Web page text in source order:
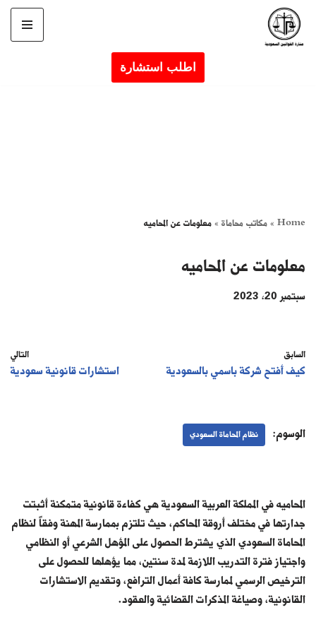
تخطى
اطلب استشارة
Home
»مكاتب محاماة »معلومات عن المحاميه
معلومات عن المحاميه
سبتمبر 20, 2023
السابق
كيف أفتح شركة باسمي بالسعودية
التالي
استشارات قانونية سعودية
الوسوم: نظام المحاماة السعودي
المحاميهفي المملكة العربية السعودية هي كفاءة قانونية متمكنة أثبتت
جدارتها في مختلف أروقة المحاكم، حيث تلتزم بممارسة المهنة وفقاً لنظام
المحاماة السعودي الذي يشترط الحصول على المؤهل الشرعي أو النظامي
واجتياز فترة التدريب اللازمة لمدة سنتين، مما يؤهلها للحصول على
الترخيص الرسمي لممارسة كافة أعمال الترافع، وتقديم الاستشارات
القانونية، وصياغة المذكرات القضائية والعقود.